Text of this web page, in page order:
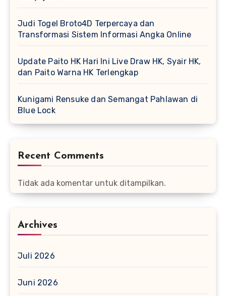
Judi Togel Broto4D Terpercaya dan
Transformasi Sistem Informasi Angka Online
Update Paito HK Hari Ini Live Draw HK, Syair HK,
dan Paito Warna HK Terlengkap
Kunigami Rensuke dan Semangat Pahlawan di
Blue Lock
Recent Comments
Tidak ada komentar untuk ditampilkan.
Archives
Juli 2026
Juni 2026